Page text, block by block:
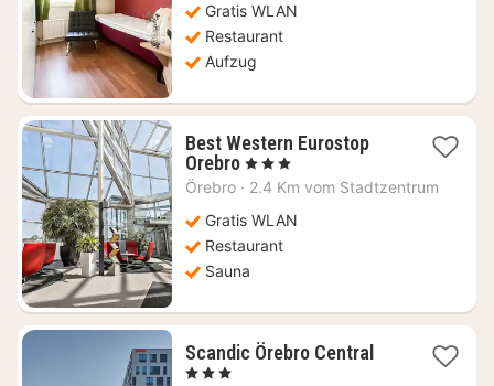
Gratis WLAN
Restaurant
Aufzug
Best Western Eurostop
Orebro1
Nacht
68,86
€
, 3 Sterne
Örebro · 2.4 Km vom Stadtzentrum
Gratis WLAN
Restaurant
Sauna
Scandic Örebro Central1
, 3 Sterne